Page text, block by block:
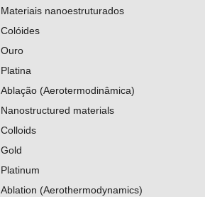
Materiais nanoestruturados
Colóides
Ouro
Platina
Ablação (Aerotermodinâmica)
Nanostructured materials
Colloids
Gold
Platinum
Ablation (Aerothermodynamics)